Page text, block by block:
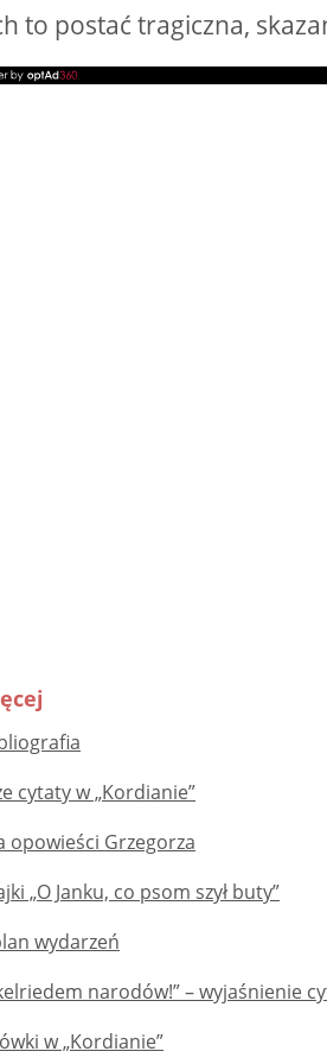
to postać tragiczna,
cytaty w „Kordianie”
opowieści Grzegorza
„O Janku, co psom szył buty”
wydarzeń
narodów!” – wyjaśnienie
w „Kordianie”